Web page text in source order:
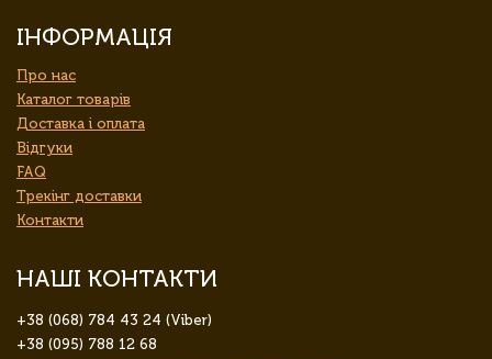
ІНФОРМАЦІЯ
Про нас
Каталог товарів
Доставка і оплата
Відгуки
FAQ
Трекінг доставки
Контакти
НАШІ КОНТАКТИ
+38 (068) 784 43 24 (Viber)
+38 (095) 788 12 68